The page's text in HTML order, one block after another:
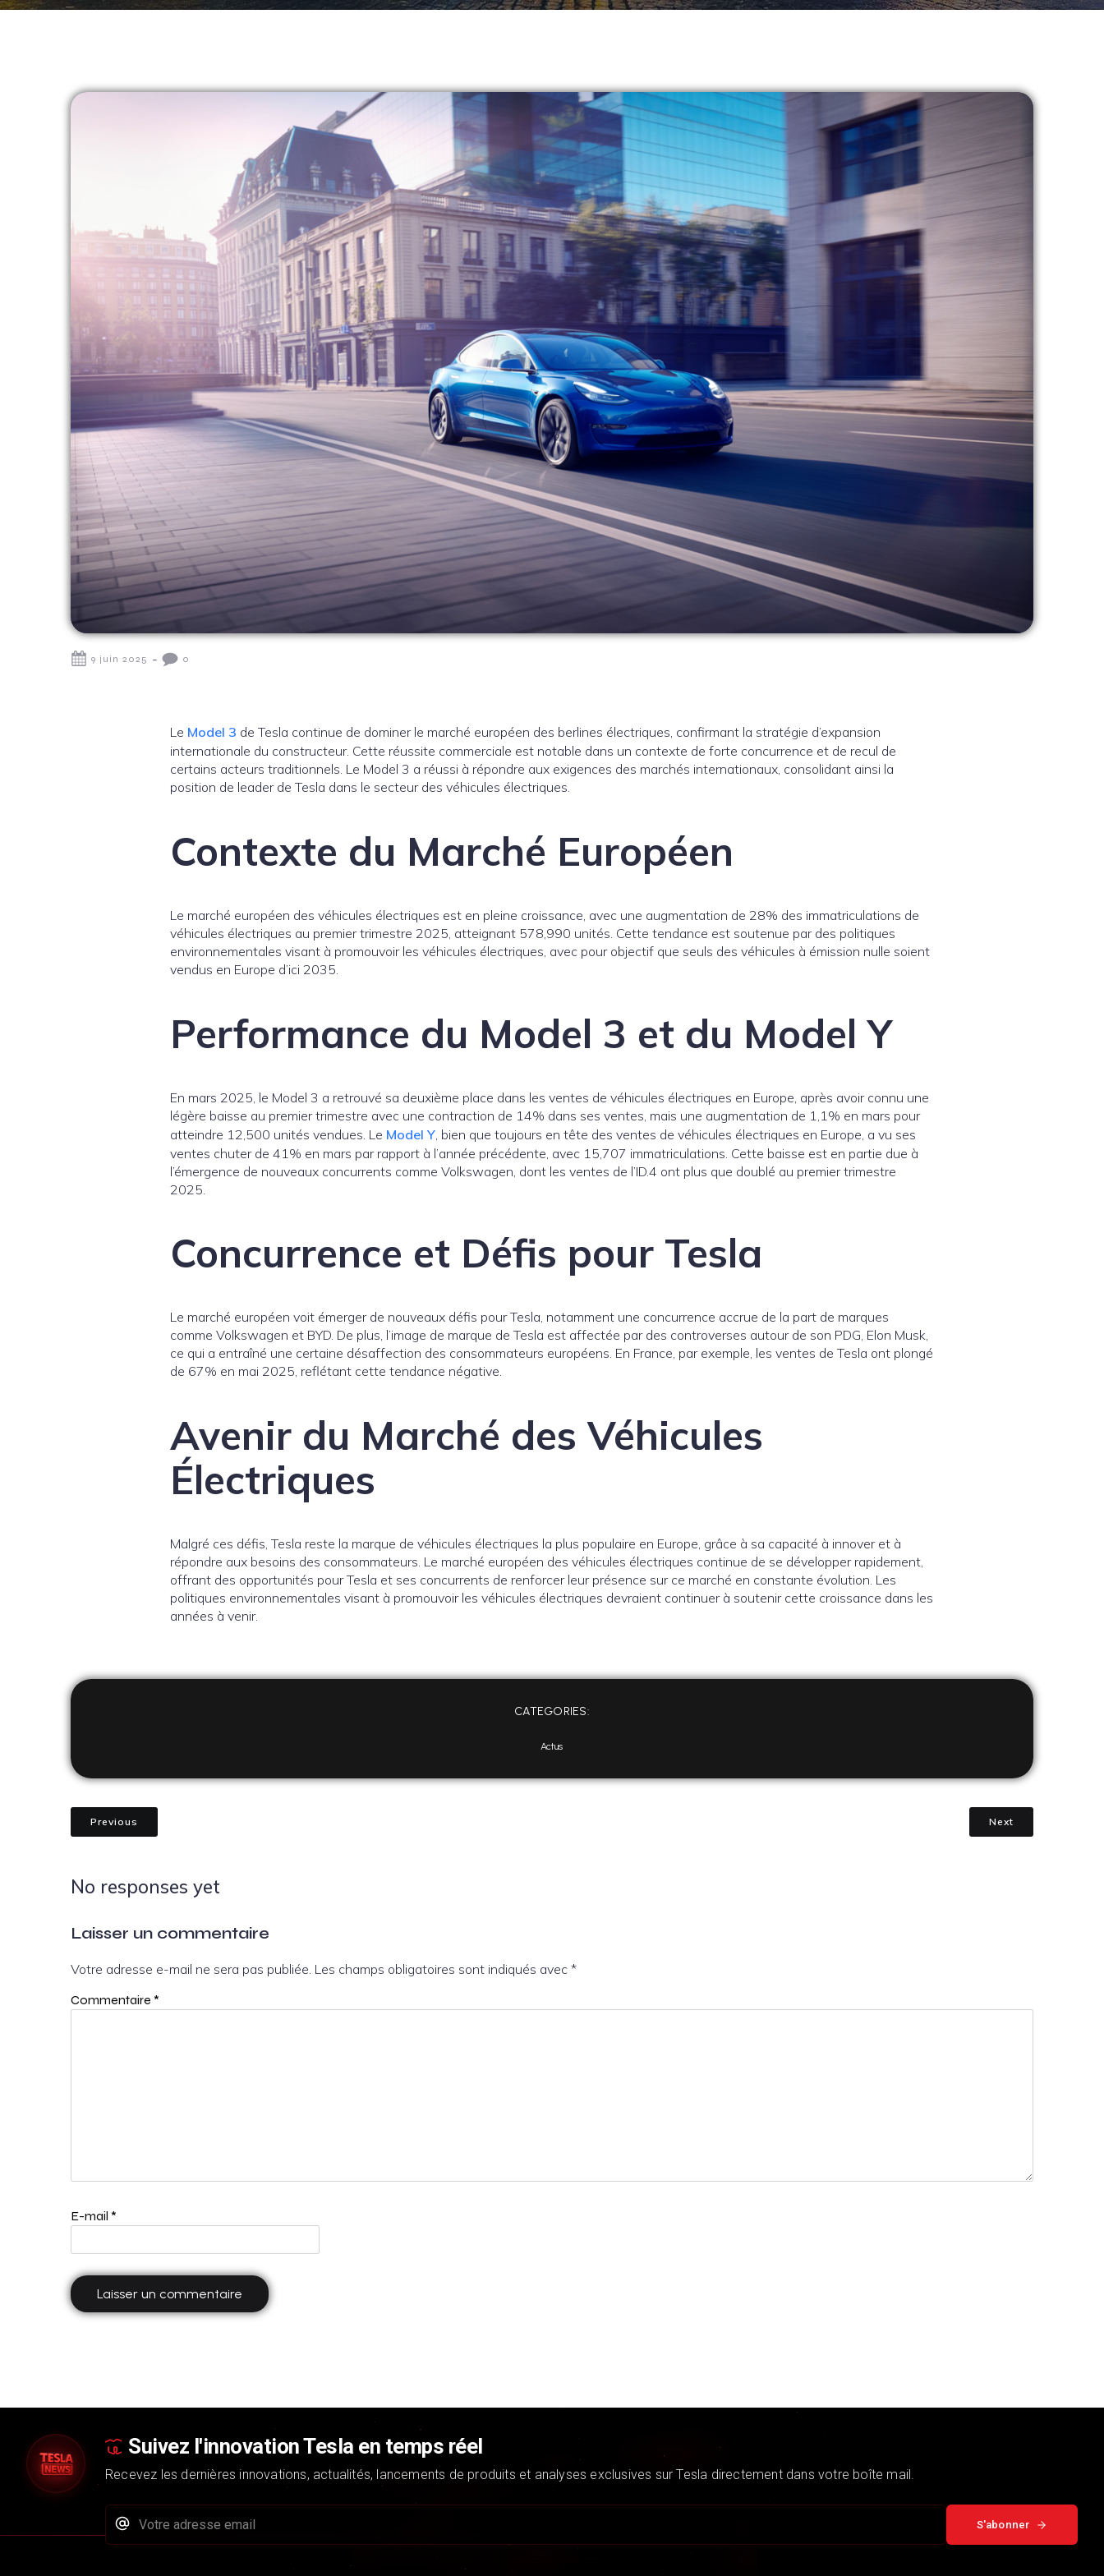
9 juin 2025 - 0
Le Model 3 de Tesla continue de dominer le marché européen des berlines électriques, confirmant la stratégie d’expansion
internationale du constructeur. Cette réussite commerciale est notable dans un contexte de forte concurrence et de recul de
certains acteurs traditionnels. Le Model 3 a réussi à répondre aux exigences des marchés internationaux, consolidant ainsi la
position de leader de Tesla dans le secteur des véhicules électriques.
Contexte du Marché Européen
Le marché européen des véhicules électriques est en pleine croissance, avec une augmentation de 28% des immatriculations de
véhicules électriques au premier trimestre 2025, atteignant 578,990 unités. Cette tendance est soutenue par des politiques
environnementales visant à promouvoir les véhicules électriques, avec pour objectif que seuls des véhicules à émission nulle soient
vendus en Europe d’ici 2035.
Performance du Model 3 et du Model Y
En mars 2025, le Model 3 a retrouvé sa deuxième place dans les ventes de véhicules électriques en Europe, après avoir connu une
légère baisse au premier trimestre avec une contraction de 14% dans ses ventes, mais une augmentation de 1,1% en mars pour
atteindre 12,500 unités vendues. Le Model Y , bien que toujours en tête des ventes de véhicules électriques en Europe, a vu ses
ventes chuter de 41% en mars par rapport à l’année précédente, avec 15,707 immatriculations. Cette baisse est en partie due à
l’émergence de nouveaux concurrents comme Volkswagen, dont les ventes de l’ID.4 ont plus que doublé au premier trimestre
2025.
Concurrence et Défis pour Tesla
Le marché européen voit émerger de nouveaux défis pour Tesla, notamment une concurrence accrue de la part de marques
comme Volkswagen et BYD. De plus, l’image de marque de Tesla est affectée par des controverses autour de son PDG, Elon Musk,
ce qui a entraîné une certaine désaffection des consommateurs européens. En France, par exemple, les ventes de Tesla ont plongé
de 67% en mai 2025, reflétant cette tendance négative.
Avenir du Marché des Véhicules
Électriques
Malgré ces défis, Tesla reste la marque de véhicules électriques la plus populaire en Europe, grâce à sa capacité à innover et à
répondre aux besoins des consommateurs. Le marché européen des véhicules électriques continue de se développer rapidement,
offrant des opportunités pour Tesla et ses concurrents de renforcer leur présence sur ce marché en constante évolution. Les
politiques environnementales visant à promouvoir les véhicules électriques devraient continuer à soutenir cette croissance dans les
années à venir.
CATEGORIES:
Actus
Previous Next
No responses yet
Laisser un commentaire
Votre adresse e-mail ne sera pas publiée. Les champs obligatoires sont indiqués avec *
Commentaire *
E-mail *
Suivez l'innovation Tesla en temps réel
Recevez les dernières innovations, actualités, lancements de produits et analyses exclusives sur Tesla directement dans votre boîte mail.
S'abonner